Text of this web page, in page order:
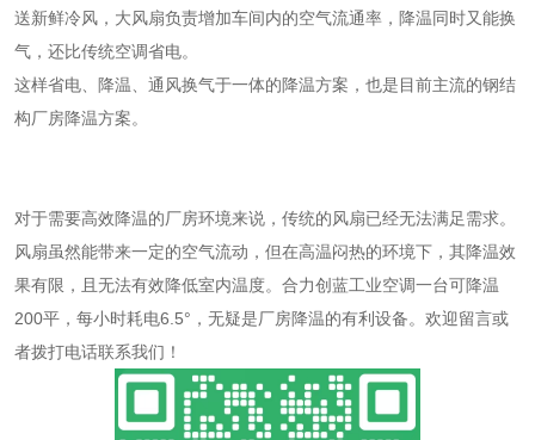
送新鲜冷风，大风扇负责增加车间内的空气流通率，降温同时又能换
气，还比传统空调省电。
这样省电、降温、通风换气于一体的降温方案，也是目前主流的钢结
构厂房降温方案。
对于需要高效降温的厂房环境来说，传统的风扇已经无法满足需求。
风扇虽然能带来一定的空气流动，但在高温闷热的环境下，其降温效
果有限，且无法有效降低室内温度。合力创蓝工业空调一台可降温
200平，每小时耗电6.5°，无疑是厂房降温的有利设备。欢迎留言或
者拨打电话联系我们！